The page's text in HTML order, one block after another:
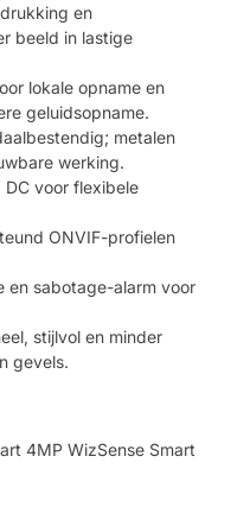
en
beeld in lastige
lokale opname en
geluidsopname.
metalen
werking.
voor flexibele
ONVIF-profielen
en sabotage-alarm voor
stijlvol en minder
gevels.
4MP WizSense Smart